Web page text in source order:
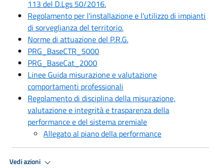
113 del D.Lgs 50/2016.
Regolamento per l'installazione e l'utilizzo di impianti
di sorveglianza del territorio.
Norme di attuazione del P.R.G.
PRG_BaseCTR_5000
PRG_BaseCat_2000
Linee Guida misurazione e valutazione
comportamenti professionali
Regolamento di disciplina della misurazione,
valutazione e integrità e trasparenza della
performance e del sistema premiale
Allegato al piano della performance
Vedi azioni